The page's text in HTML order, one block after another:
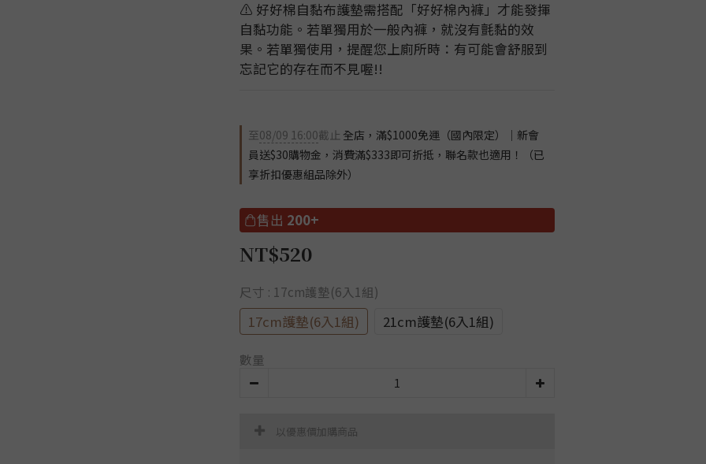
⚠️ 好好棉自黏布護墊需搭配「好好棉內褲」才能發揮
自黏功能。若單獨用於一般內褲，就沒有氈黏的效
果。若單獨使用，提醒您上廁所時：有可能會舒服到
忘記它的存在而不見喔!!
至08/09 16:00截止 全店，滿$1000免運（國內限定）｜新會
員送$30購物金，消費滿$333即可折抵，聯名款也適用！（已
享折扣優惠組品除外）
售出 200+
NT$520
尺寸 : 17cm護墊(6入1組)
17cm護墊(6入1組) 21cm護墊(6入1組)
數量
以優惠價加購商品